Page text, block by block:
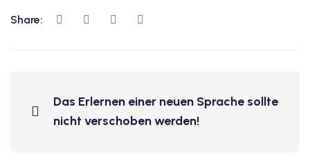
Share:
Das Erlernen einer neuen Sprache sollte
nicht verschoben werden!